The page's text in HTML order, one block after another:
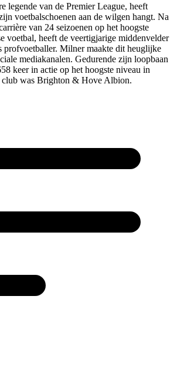
legende van de Premier League, heeft
voetbalschoenen aan de wilgen hangt. Na
van 24 seizoenen op het hoogste
voetbal, heeft de veertigjarige middenvelder
profvoetballer. Milner maakte dit heuglijke
mediakanalen. Gedurende zijn loopbaan
keer in actie op het hoogste niveau in
club was Brighton & Hove Albion.